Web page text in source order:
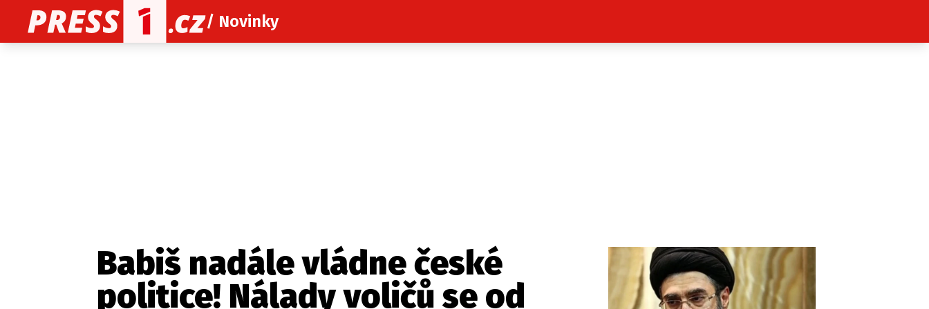
/ Novinky
Nejlepší z vás odměníme
Babiš nadále vládne české
politice! Nálady voličů se od